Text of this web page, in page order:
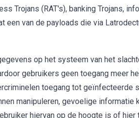
Trojans (RAT's), banking Trojans,
een van de payloads die via
op het systeem van het
gebruikers geen toegang meer
toegang tot geïnfecteerde
manipuleren, gevoelige informatie
hiervan op de hoogte is of